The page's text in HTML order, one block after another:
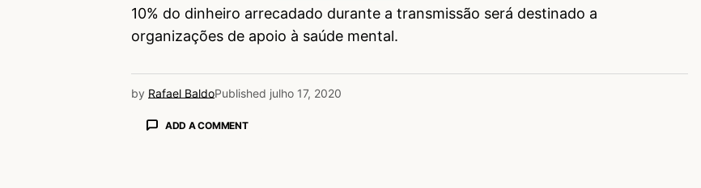
10% do dinheiro arrecadado durante a transmissão será destinado a
organizações de apoio à saúde mental.
by Rafael BaldoPublished julho 17, 2020
ADD A COMMENT